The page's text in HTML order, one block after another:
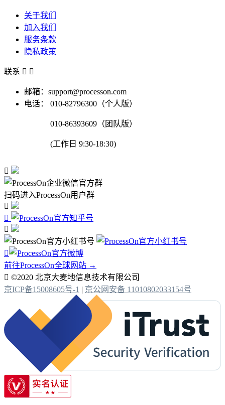
关于我们
加入我们
服务条款
隐私政策
联系  
邮箱：support@processon.com
电话：
010-82796300（个人版）
010-86393609（团队版）
(工作日 9:30-18:30)

扫码进入ProcessOn用户群




前往ProcessOn全球网站 →
 ©2020 北京大麦地信息技术有限公司
京ICP备15008605号-1 | 京公网安备 11010802033154号